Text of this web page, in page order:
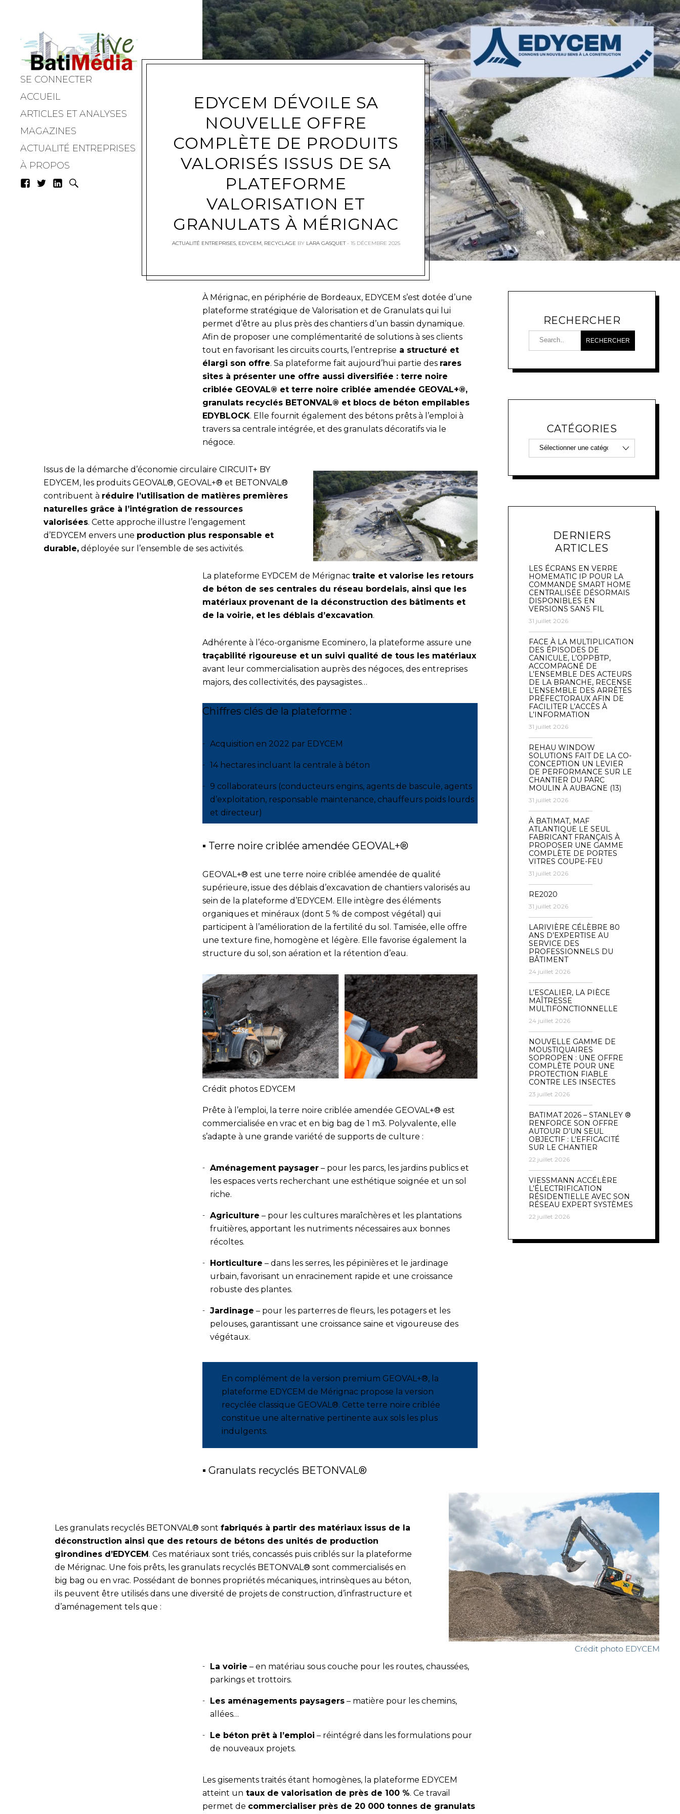
Batimedialive
SE CONNECTER
ACCUEIL
ARTICLES ET ANALYSES
MAGAZINES
ACTUALITÉ ENTREPRISES
À PROPOS
EDYCEM DÉVOILE SA
NOUVELLE OFFRE
COMPLÈTE DE PRODUITS
VALORISÉS ISSUS DE SA
PLATEFORME
VALORISATION ET
GRANULATS À MÉRIGNAC
ACTUALITÉ ENTREPRISES, EDYCEM, RECYCLAGE BY LARA GASQUET 15 DÉCEMBRE 2025
À Mérignac, en périphérie de Bordeaux, EDYCEM s’est dotée d’une
plateforme stratégique de Valorisation et de Granulats qui lui
permet d’être au plus près des chantiers d’un bassin dynamique.
Afin de proposer une complémentarité de solutions à ses clients
tout en favorisant les circuits courts, l’entreprise a structuré et
élargi son offre. Sa plateforme fait aujourd’hui partie des rares
sites à présenter une offre aussi diversifiée : terre noire
criblée GEOVAL® et terre noire criblée amendée GEOVAL+®,
granulats recyclés BETONVAL® et blocs de béton empilables
EDYBLOCK. Elle fournit également des bétons prêts à l’emploi à
travers sa centrale intégrée, et des granulats décoratifs via le
négoce.
Issus de la démarche d’économie circulaire CIRCUIT+ BY
EDYCEM, les produits GEOVAL®, GEOVAL+® et BETONVAL®
contribuent à réduire l’utilisation de matières premières
naturelles grâce à l’intégration de ressources
valorisées. Cette approche illustre l’engagement
d’EDYCEM envers une production plus responsable et
durable, déployée sur l’ensemble de ses activités.
La plateforme EYDCEM de Mérignac traite et valorise les retours
de béton de ses centrales du réseau bordelais, ainsi que les
matériaux provenant de la déconstruction des bâtiments et
de la voirie, et les déblais d’excavation.
Adhérente à l’éco-organisme Ecominero, la plateforme assure une
traçabilité rigoureuse et un suivi qualité de tous les matériaux
avant leur commercialisation auprès des négoces, des entreprises
majors, des collectivités, des paysagistes…
Chiffres clés de la plateforme :
Acquisition en 2022 par EDYCEM
14 hectares incluant la centrale à béton
9 collaborateurs (conducteurs engins, agents de bascule, agents
d’exploitation, responsable maintenance, chauffeurs poids lourds
et directeur)
▪ Terre noire criblée amendée GEOVAL+®
GEOVAL+® est une terre noire criblée amendée de qualité
supérieure, issue des déblais d’excavation de chantiers valorisés au
sein de la plateforme d’EDYCEM. Elle intègre des éléments
organiques et minéraux (dont 5 % de compost végétal) qui
participent à l’amélioration de la fertilité du sol. Tamisée, elle offre
une texture fine, homogène et légère. Elle favorise également la
structure du sol, son aération et la rétention d’eau.
Crédit photos EDYCEM
Prête à l’emploi, la terre noire criblée amendée GEOVAL+® est
commercialisée en vrac et en big bag de 1 m3. Polyvalente, elle
s’adapte à une grande variété de supports de culture :
Aménagement paysager – pour les parcs, les jardins publics et
les espaces verts recherchant une esthétique soignée et un sol
riche.
Agriculture – pour les cultures maraîchères et les plantations
fruitières, apportant les nutriments nécessaires aux bonnes
récoltes.
Horticulture – dans les serres, les pépinières et le jardinage
urbain, favorisant un enracinement rapide et une croissance
robuste des plantes.
Jardinage – pour les parterres de fleurs, les potagers et les
pelouses, garantissant une croissance saine et vigoureuse des
végétaux.
En complément de la version premium GEOVAL+®, la
plateforme EDYCEM de Mérignac propose la version
recyclée classique GEOVAL®. Cette terre noire criblée
constitue une alternative pertinente aux sols les plus
indulgents.
▪ Granulats recyclés BETONVAL®
Les granulats recyclés BETONVAL® sont fabriqués à partir des matériaux issus de la
déconstruction ainsi que des retours de bétons des unités de production
girondines d’EDYCEM. Ces matériaux sont triés, concassés puis criblés sur la plateforme
de Mérignac. Une fois prêts, les granulats recyclés BETONVAL® sont commercialisés en
big bag ou en vrac. Possédant de bonnes propriétés mécaniques, intrinsèques au béton,
ils peuvent être utilisés dans une diversité de projets de construction, d’infrastructure et
d’aménagement tels que :
La voirie – en matériau sous couche pour les routes, chaussées,
parkings et trottoirs.
Les aménagements paysagers – matière pour les chemins,
allées…
Le béton prêt à l’emploi – réintégré dans les formulations pour
de nouveaux projets.
Les gisements traités étant homogènes, la plateforme EDYCEM
atteint un taux de valorisation de près de 100 %. Ce travail
permet de commercialiser près de 20 000 tonnes de granulats
RECHERCHER
CATÉGORIES
DERNIERS
ARTICLES
LES ÉCRANS EN VERRE
HOMEMATIC IP POUR LA
COMMANDE SMART HOME
CENTRALISÉE DÉSORMAIS
DISPONIBLES EN
VERSIONS SANS FIL
31 juillet 2026
FACE À LA MULTIPLICATION
DES ÉPISODES DE
CANICULE, L’OPPBTP,
ACCOMPAGNÉ DE
L’ENSEMBLE DES ACTEURS
DE LA BRANCHE, RECENSE
L’ENSEMBLE DES ARRÊTÉS
PRÉFECTORAUX AFIN DE
FACILITER L’ACCÈS À
L’INFORMATION
31 juillet 2026
REHAU WINDOW
SOLUTIONS FAIT DE LA CO-
CONCEPTION UN LEVIER
DE PERFORMANCE SUR LE
CHANTIER DU PARC
MOULIN À AUBAGNE (13)
31 juillet 2026
À BATIMAT, MAF
ATLANTIQUE LE SEUL
FABRICANT FRANÇAIS À
PROPOSER UNE GAMME
COMPLÈTE DE PORTES
VITRES COUPE-FEU
31 juillet 2026
RE2020
31 juillet 2026
LARIVIÈRE CÉLÈBRE 80
ANS D’EXPERTISE AU
SERVICE DES
PROFESSIONNELS DU
BÂTIMENT
24 juillet 2026
L’ESCALIER, LA PIÈCE
MAÎTRESSE
MULTIFONCTIONNELLE
24 juillet 2026
NOUVELLE GAMME DE
MOUSTIQUAIRES
SOPROPEN : UNE OFFRE
COMPLÈTE POUR UNE
PROTECTION FIABLE
CONTRE LES INSECTES
23 juillet 2026
BATIMAT 2026 – STANLEY ®
RENFORCE SON OFFRE
AUTOUR D’UN SEUL
OBJECTIF : L’EFFICACITÉ
SUR LE CHANTIER
22 juillet 2026
VIESSMANN ACCÉLÈRE
L’ÉLECTRIFICATION
RÉSIDENTIELLE AVEC SON
RÉSEAU EXPERT SYSTÈMES
22 juillet 2026